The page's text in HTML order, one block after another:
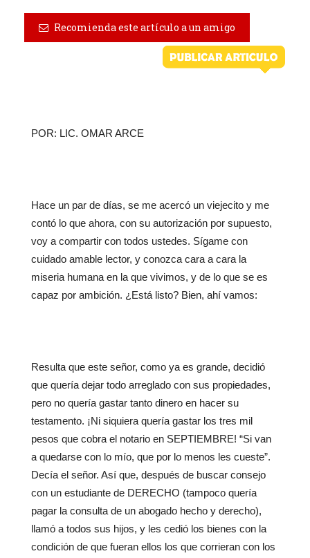
Recomienda este artículo a un amigo
POR: LIC. OMAR ARCE
Hace un par de días, se me acercó un viejecito y me
contó lo que ahora, con su autorización por supuesto,
voy a compartir con todos ustedes. Sígame con
cuidado amable lector, y conozca cara a cara la
miseria humana en la que vivimos, y de lo que se es
capaz por ambición. ¿Está listo? Bien, ahí vamos:
Resulta que este señor, como ya es grande, decidió
que quería dejar todo arreglado con sus propiedades,
pero no quería gastar tanto dinero en hacer su
testamento. ¡Ni siquiera quería gastar los tres mil
pesos que cobra el notario en SEPTIEMBRE! “Si van
a quedarse con lo mío, que por lo menos les cueste”.
Decía el señor. Así que, después de buscar consejo
con un estudiante de DERECHO (tampoco quería
pagar la consulta de un abogado hecho y derecho),
llamó a todos sus hijos, y les cedió los bienes con la
condición de que fueran ellos los que corrieran con los